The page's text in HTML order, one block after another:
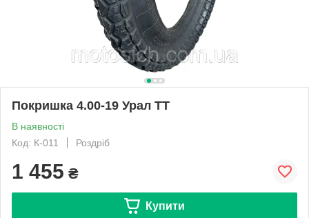
Покришка 4.00-19 Урал ТТ
В наявності
Код: К-011
Роздріб
1 455 ₴
Купити